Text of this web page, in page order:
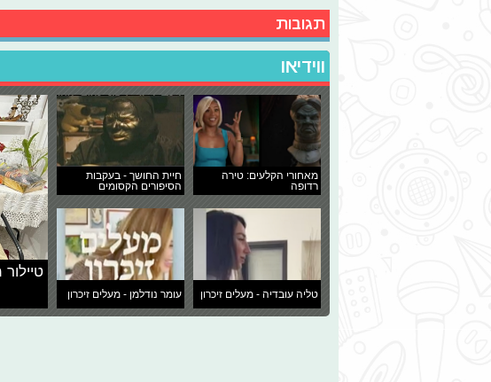
תגובות
ווידיאו
מאחורי הקלעים: טירה
רדופה
חיית החושך - בעקבות
הסיפורים הקסומים
טליה עובדיה - מעלים זיכרון עומר נודלמן - מעלים זיכרון